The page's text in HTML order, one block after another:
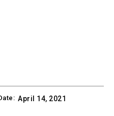
April 14, 2021